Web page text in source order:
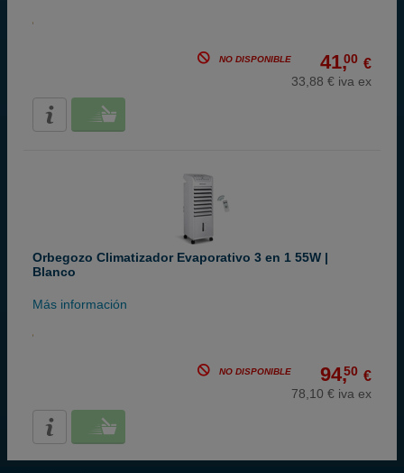
41,00 €
33,88 € iva ex
NO DISPONIBLE
Orbegozo Climatizador Evaporativo 3 en 1 55W |
Blanco
Más información
94,50 €
78,10 € iva ex
NO DISPONIBLE